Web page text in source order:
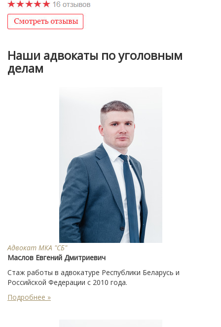
Наши адвокаты по уголовным
делам
Адвокат МКА "СБ"
Маслов Евгений Дмитриевич
Стаж работы в адвокатуре Республики Беларусь и
Российской Федерации с 2010 года.
Подробнее »